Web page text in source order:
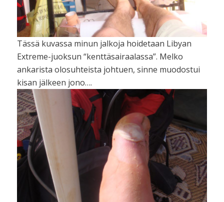
Tässä kuvassa minun jalkoja hoidetaan Libyan
Extreme-juoksun “kenttäsairaalassa”. Melko
ankarista olosuhteista johtuen, sinne muodostui
kisan jälkeen jono….